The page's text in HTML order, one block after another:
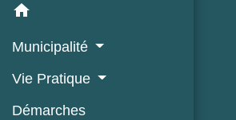
home
Municipalité
Vie Pratique
Démarches